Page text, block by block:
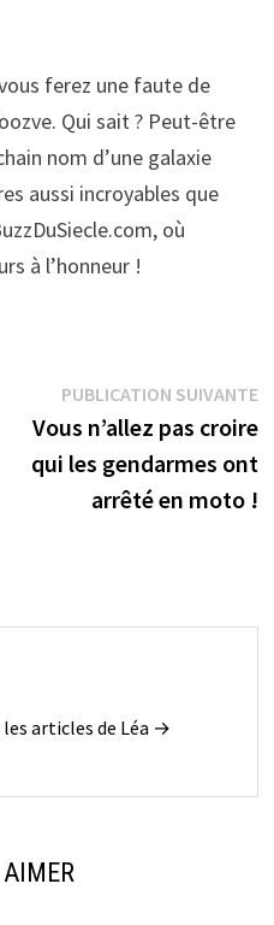
ferez une faute de
Qui sait ? Peut-être
nom d’une galaxie
aussi incroyables que
où
à l’honneur !
:
PUBLICATION SUIVANTE
Vous n’allez pas croire
qui les gendarmes ont
arrêté en moto !
articles de Léa →